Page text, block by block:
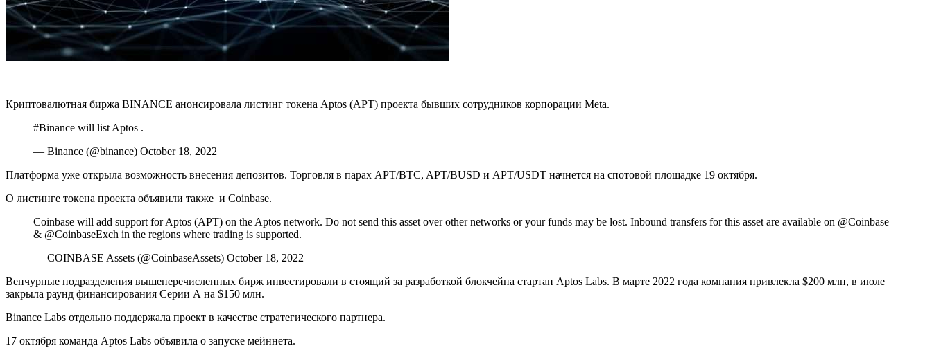
Криптовалютная биржа BINANCE анонсировала листинг токена Aptos (APT) проекта бывших сотрудников корпорации Meta.
#Binance will list Aptos .
— Binance (@binance) October 18, 2022
Платформа уже открыла возможность внесения депозитов. Торговля в парах APT/BTC, APT/BUSD и APT/USDT начнется на спотовой площадке 19 октября.
О листинге токена проекта объявили также и Coinbase.
Coinbase will add support for Aptos (APT) on the Aptos network. Do not send this asset over other networks or your funds may be lost. Inbound transfers for this asset are available on @Coinbase
& @CoinbaseExch in the regions where trading is supported.
— COINBASE Assets (@CoinbaseAssets) October 18, 2022
Венчурные подразделения вышеперечисленных бирж инвестировали в стоящий за разработкой блокчейна стартап Aptos Labs. В марте 2022 года компания привлекла $200 млн, в июле
закрыла раунд финансирования Серии А на $150 млн.
Binance Labs отдельно поддержала проект в качестве стратегического партнера.
17 октября команда Aptos Labs объявила о запуске мейннета.